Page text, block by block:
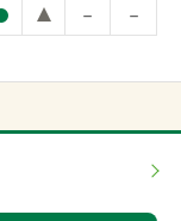
－ －